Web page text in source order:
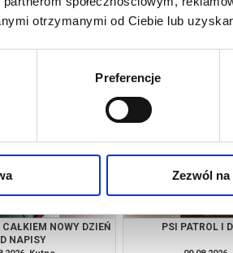
otrzymanymi od Ciebie lub
Preferencje
Zezwól
I DINOZAURY
kup bilet
SPIDER - MAN:
NOWY DZIEŃ
NAPISY
PSI PATROL I